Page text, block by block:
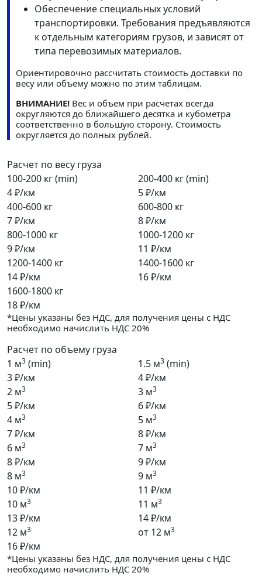
Обеспечение специальных условий
транспортировки. Требования предъявляются
к отдельным категориям грузов, и зависят от
типа перевозимых материалов.
Ориентировочно рассчитать стоимость доставки по
весу или объему можно по этим таблицам.
ВНИМАНИЕ! Вес и объем при расчетах всегда
округляются до ближайшего десятка и кубометра
соответственно в большую сторону. Стоимость
округляется до полных рублей.
Расчет по весу груза
100-200 кг (min)
4 ₽/км
200-400 кг (min)
5 ₽/км
400-600 кг
7 ₽/км
600-800 кг
8 ₽/км
800-1000 кг
9 ₽/км
1000-1200 кг
11 ₽/км
1200-1400 кг
14 ₽/км
1400-1600 кг
16 ₽/км
1600-1800 кг
18 ₽/км
*Цены указаны без НДС, для получения цены с НДС
необходимо начислить НДС 20%
Расчет по объему груза
1 м3 (min)
3 ₽/км
1.5 м3 (min)
4 ₽/км
2 м3
5 ₽/км
3 м3
6 ₽/км
4 м3
7 ₽/км
5 м3
8 ₽/км
6 м3
8 ₽/км
7 м3
9 ₽/км
8 м3
10 ₽/км
9 м3
11 ₽/км
10 м3
13 ₽/км
11 м3
14 ₽/км
12 м3
16 ₽/км
от 12 м3
*Цены указаны без НДС, для получения цены с НДС
необходимо начислить НДС 20%